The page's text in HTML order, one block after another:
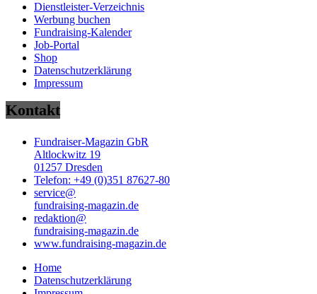
Dienstleister-Verzeichnis
Werbung buchen
Fundraising-Kalender
Job-Portal
Shop
Datenschutzerklärung
Impressum
Kontakt
Fundraiser-Magazin GbR
Altlockwitz 19
01257 Dresden
Telefon: +49 (0)351 87627-80
service@
fundraising-magazin.de
redaktion@
fundraising-magazin.de
www.fundraising-magazin.de
Home
Datenschutzerklärung